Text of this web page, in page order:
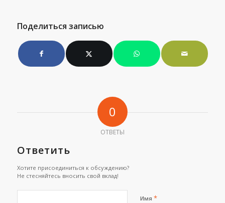
Поделиться записью
0
ОТВЕТЫ
Ответить
Хотите присоединиться к обсуждению?
Не стесняйтесь вносить свой вклад!
Имя *